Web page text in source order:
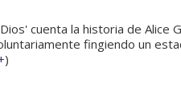
cuenta la historia de Alice
fingiendo un
)